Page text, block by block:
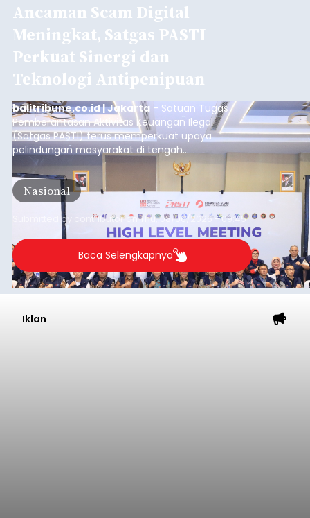
Ancaman Scam Digital
Meningkat, Satgas PASTI
Perkuat Sinergi dan
Teknologi Antipenipuan
balitribune.co.id | Jakarta - Satuan Tugas
Pemberantasan Aktivitas Keuangan Ilegal
(Satgas PASTI) terus memperkuat upaya
pelindungan masyarakat di tengah
meningkatnya ancaman penipuan digital yang
semakin kompleks.
Nasional
Submitted by contributoronThu, 08/06/2026 - 09:45
Baca Selengkapnya
Iklan